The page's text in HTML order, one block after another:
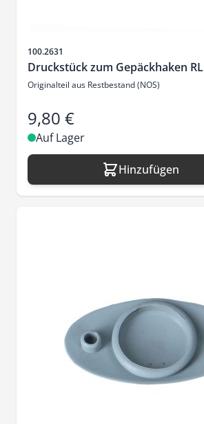
Artikelnr.
100.2631
Druckstück zum Gepäckhaken RL
Originalteil aus Restbestand (NOS)
9,80 €
Auf Lager
Hinzufügen